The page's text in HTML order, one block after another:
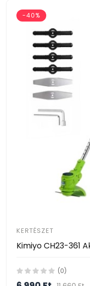
-40%
KERTÉSZET
(0)